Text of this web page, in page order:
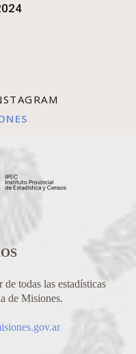
todas las estadísticas
de Misiones.